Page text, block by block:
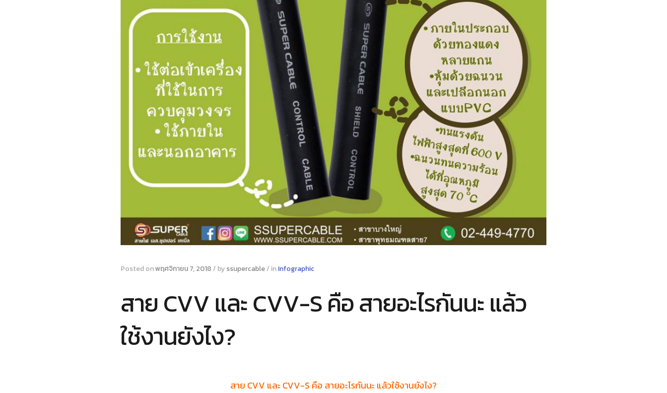
Posted onพฤศจิกายน 7, 2018 / byssupercable/inInfographic
สาย CVV และ CVV-S คือ สายอะไรกันนะ แล้ว
ใช้งานยังไง?
สาย CVV และ CVV-S คือ สายอะไรกันนะ แล้วใช้งานยังไง?